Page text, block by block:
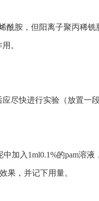
胺，但阳离子聚丙稀
。
尽快进行实验（放置一
中加入1ml0.1%的pam溶
果，并记下用量。